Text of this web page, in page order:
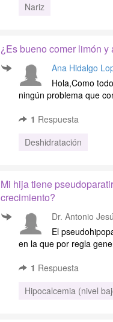
Nariz
¿Es bueno comer limón y
Ana Hidalgo
Hola,Como
ningún problema que
1 Respuesta
Deshidratación
Mi hija tiene
crecimiento?
Dr. Antonio
El
en la que por regla
1 Respuesta
Hipocalcemia (nivel